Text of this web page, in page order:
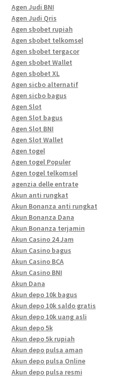
Agen Judi BNI
Agen Judi Qris
Agen sbobet rupiah
Agen sbobet telkomsel
Agen sbobet tergacor
Agen sbobet Wallet
Agen sbobet XL
Agen sicbo alternatif
Agen sicbo bagus
Agen Slot
Agen Slot bagus
Agen Slot BNI
Agen Slot Wallet
Agen togel
Agen togel Populer
Agen togel telkomsel
agenzia delle entrate
Akun anti rungkat
Akun Bonanza anti rungkat
Akun Bonanza Dana
Akun Bonanza terjamin
Akun Casino 24 Jam
Akun Casino bagus
Akun Casino BCA
Akun Casino BNI
Akun Dana
Akun depo 10k bagus
Akun depo 10k saldo gratis
Akun depo 10k uang asli
Akun depo 5k
Akun depo 5k rupiah
Akun depo pulsa aman
Akun depo pulsa Online
Akun depo pulsa resmi